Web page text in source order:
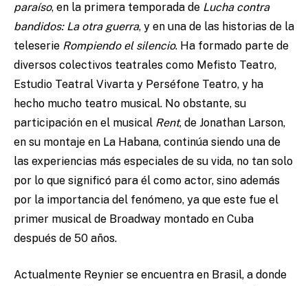
paraíso, en la primera temporada de Lucha contra
bandidos: La otra guerra, y en una de las historias de la
teleserie Rompiendo el silencio. Ha formado parte de
diversos colectivos teatrales como Mefisto Teatro,
Estudio Teatral Vivarta y Perséfone Teatro, y ha
hecho mucho teatro musical. No obstante, su
participación en el musical Rent, de Jonathan Larson,
en su montaje en La Habana, continúa siendo una de
las experiencias más especiales de su vida, no tan solo
por lo que significó para él como actor, sino además
por la importancia del fenómeno, ya que este fue el
primer musical de Broadway montado en Cuba
después de 50 años.
Actualmente Reynier se encuentra en Brasil, a donde